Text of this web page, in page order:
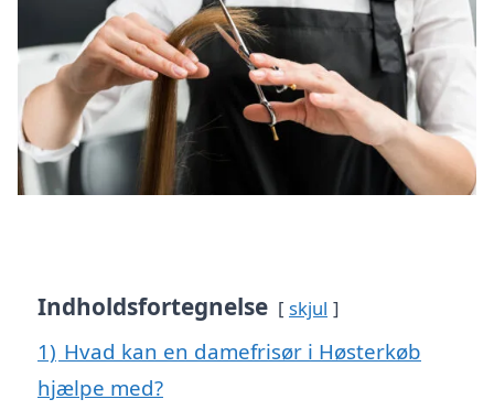
Indholdsfortegnelse skjul
1) Hvad kan en damefrisør i Høsterkøb
hjælpe med?